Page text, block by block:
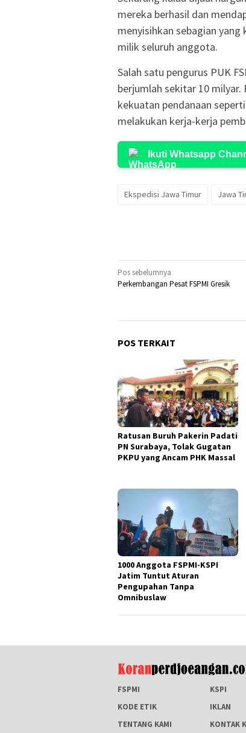
mereka berhasil dan
menyisihkan sebagian
milik seluruh anggota.
Salah satu pengurus PUK
berjumlah sekitar 10 milyar.
kekuatan pendanaan
melakukan kerja-kerja
Ikuti Whatsapp
Ekspedisi Jawa Timur Jawa
Navigasi
pos
Pos sebelumnya
Perkembangan Pesat FSPMI Gresik
POS TERKAIT
Ratusan Buruh Pakerin Padati
PN Surabaya, Tolak Gugatan
PKPU yang Ancam PHK Massal
1000 Anggota FSPMI-KSPI
Jatim Tuntut Aturan
Pengupahan Tanpa
Omnibuslaw
FSPMI KSPI
KODE ETIK
IKLAN
TENTANG KAMI
KONTAK